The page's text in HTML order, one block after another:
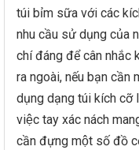
túi bỉm sữa với các
nhu cầu sử dụng của
chí đáng để cân nhắc
ra ngoài, nếu bạn cần
dụng dạng túi kích cỡ
việc tay xác nách
cần đựng một số đồ